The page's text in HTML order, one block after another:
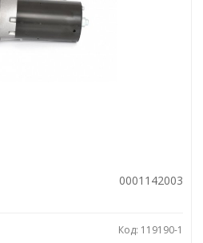
0001142003
Код: 119190-1